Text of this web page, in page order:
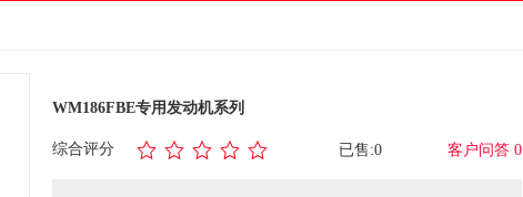
WM186FBE专用发动机系列
综合评分 已售:0 客户问答 0